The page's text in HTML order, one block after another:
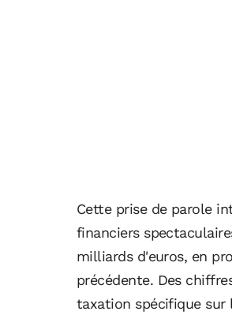
Cette prise de parole
financiers
milliards d'euros, en
précédente. Des
taxation spécifique sur